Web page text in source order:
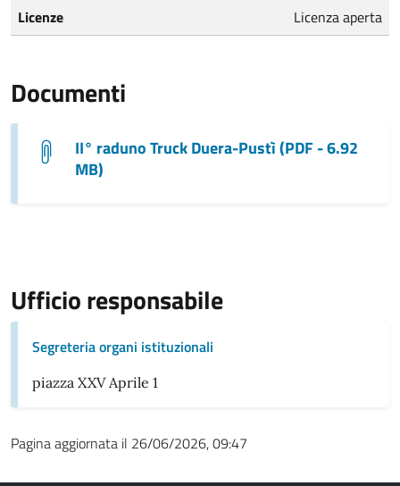
Licenze Licenza aperta
Documenti
II° raduno Truck Duera-Pustì (PDF - 6.92
MB)
Ufficio responsabile
Segreteria organi istituzionali
piazza XXV Aprile 1
Pagina aggiornata il 26/06/2026, 09:47